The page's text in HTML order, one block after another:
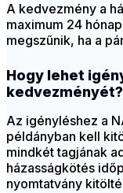
A kedvezmény a
maximum 24
megszűnik, ha a
Hogy lehet
kedvezményét?
Az igényléshez a
példányban kell
mindkét tagjának
házasságkötés
nyomtatvány